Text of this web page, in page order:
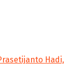
Hadi,